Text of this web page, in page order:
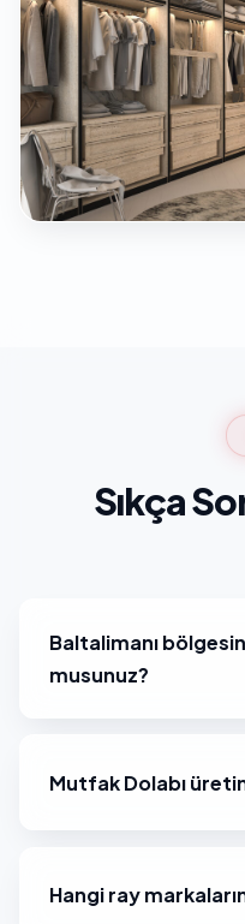
Sıkça
Baltalimanı
musunuz?
Mutfak Dolabı
Hangi ray